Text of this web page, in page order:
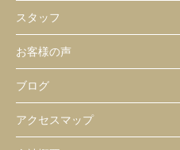
スタッフ
お客様の声
ブログ
アクセスマップ